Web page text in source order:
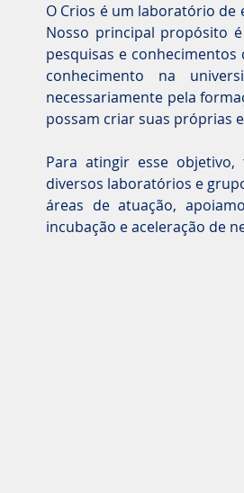
O Crios é um laboratório de
Nosso principal propósito
pesquisas e
conhecimento na
necessariamente pela
possam criar suas próprias
Para atingir esse
diversos laboratórios e
áreas de atuação,
incubação e aceleração de